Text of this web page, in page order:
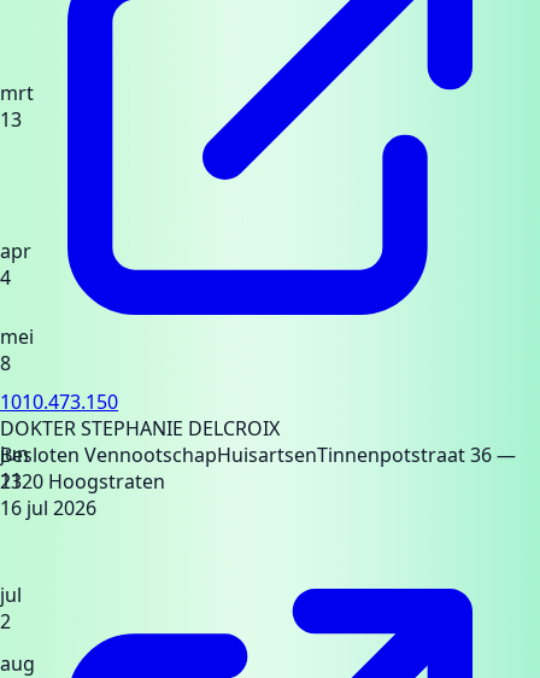
mrt
13
apr
4
mei
8
jun
11
jul
2
aug
1010.473.150
DOKTER STEPHANIE DELCROIX
Besloten VennootschapHuisartsenTinnenpotstraat 36—
2320 Hoogstraten
16 jul 2026